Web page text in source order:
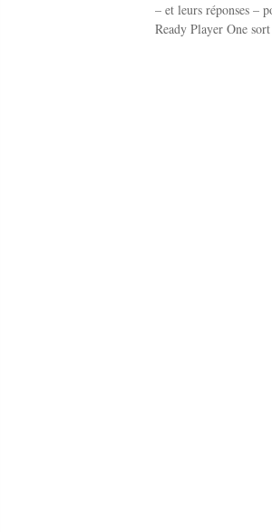
– et leurs réponses –
Ready Player One